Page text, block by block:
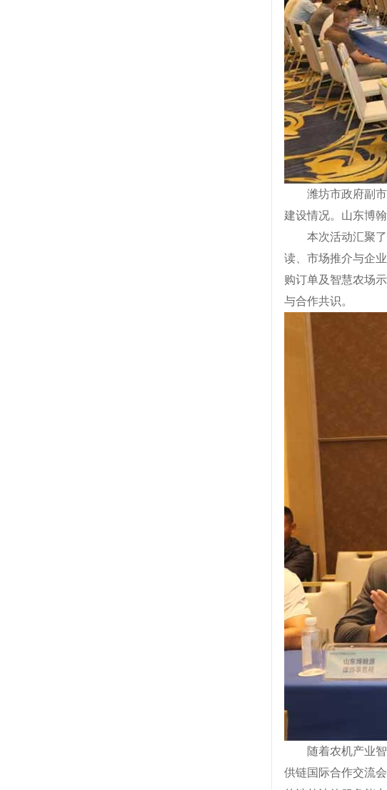
潍坊市政府副
建设情况。山东博
本次活动汇聚
读、市场推介与企
购订单及智慧农场
与合作共识。
随着农机产业
供链国际合作交流